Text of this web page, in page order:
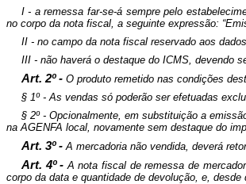
I - a remessa far-se-á sempre pelo
no corpo da nota fiscal, a seguinte expressão:
II - no campo da nota fiscal reservado aos
III - não haverá o destaque do ICMS, devendo
Art. 2º - O produto remetido nas condições
§ 1º - As vendas só poderão ser efetuadas
§ 2º - Opcionalmente, em substituição a
na AGENFA local, novamente sem destaque do
Art. 3º - A mercadoria não vendida, deverá
Art. 4º - A nota fiscal de remessa de
corpo da data e quantidade de devolução, e,